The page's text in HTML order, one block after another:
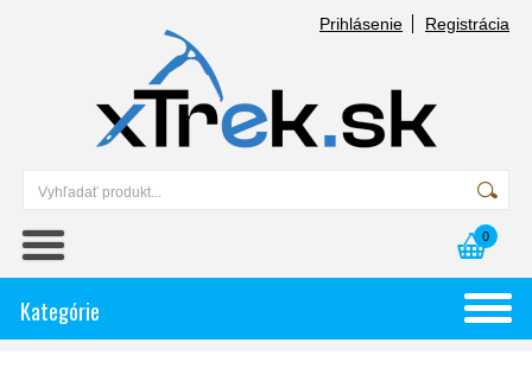
Prihlásenie Registrácia
0
Kategórie